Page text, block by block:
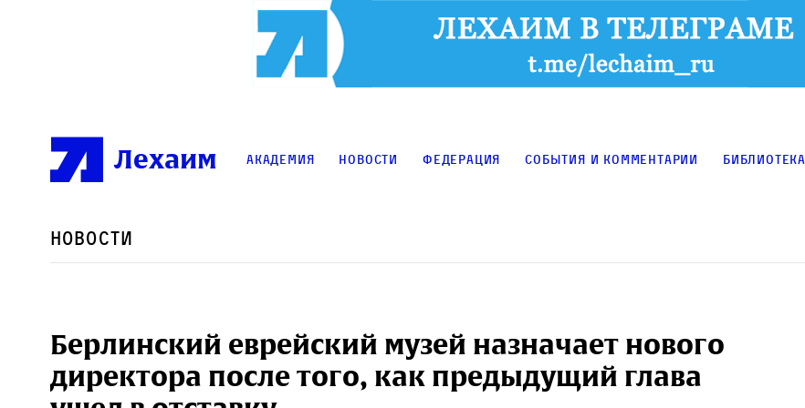
Лехаим Академия Новости Федерация События и комментарии Библиотека
Новости
Берлинский еврейский музей назначает нового
директора после того, как предыдущий глава